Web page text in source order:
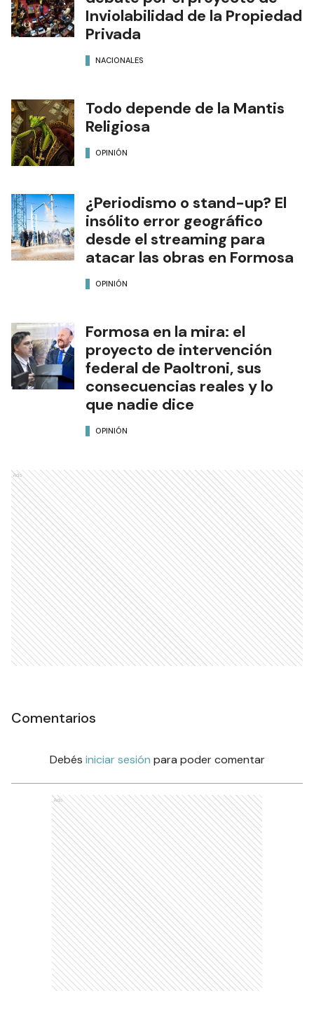
Inviolabilidad de la Propiedad
Privada
NACIONALES
Todo depende de la Mantis
Religiosa
OPINIÓN
¿Periodismo o stand-up? El
insólito error geográfico
desde el streaming para
atacar las obras en Formosa
OPINIÓN
Formosa en la mira: el
proyecto de intervención
federal de Paoltroni, sus
consecuencias reales y lo
que nadie dice
OPINIÓN
Ads
Comentarios
Debés iniciar sesión para poder comentar
Ads